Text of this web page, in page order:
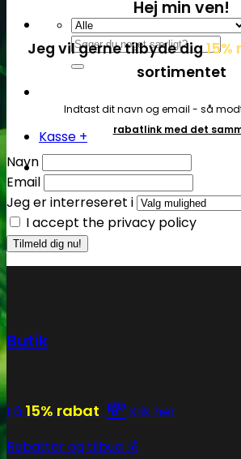
Søg
efter:
Kasse +
Hej min ven!
Jeg vil gerne tilbyde dig
sortimentet
Indtast dit navn og email - så
rabatlink med det
Navn
Email
Jeg er interreseret i
I accept the privacy policy
Butik
Få 15% rabat 💸 Klik her
Rabatter og tilbud 💰